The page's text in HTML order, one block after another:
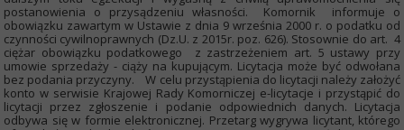
postanowienia o przysądzeniu własności. Komornik informuje o
obowiązku zawartym w Ustawie z dnia 9 września 2000 r. o podatku od
czynności cywilnoprawnych (Dz.U. z 2015r. poz. 626). Stosownie do art. 4
ciężar obowiązku podatkowego z zastrzeżeniem art. 5 ustawy przy
umowie sprzedaży - ciąży na kupującym. Licytacja może być odwołana
bez podania przyczyny. W celu przystąpienia do licytacji należy założyć
konto w serwisie Krajowej Rady Komorniczej e-licytacje i przystąpić do
licytacji przez zgłoszenie i podanie odpowiednich danych. Licytacja
odbywa się w formie elektronicznej. Przetarg wygrywa licytant, którego